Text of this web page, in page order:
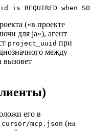
when
(«в проекте
для ja»), агент
project_uuid при
между
вызовет
его в
mcp.json (на